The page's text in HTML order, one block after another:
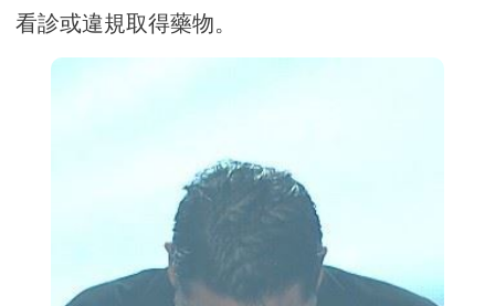
看診或違規取得藥物。